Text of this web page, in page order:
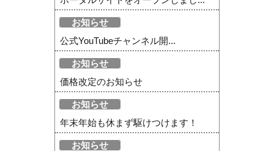
お知らせ
公式YouTubeチャンネル開...
お知らせ
価格改定のお知らせ
お知らせ
年末年始も休まず駆けつけます！
お知らせ